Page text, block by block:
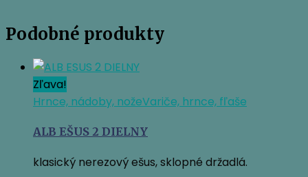
Podobné produkty
Zľava!
Hrnce, nádoby, nožeVariče, hrnce, fľaše
ALB EŠUS 2 DIELNY
klasický nerezový ešus, sklopné držadlá.